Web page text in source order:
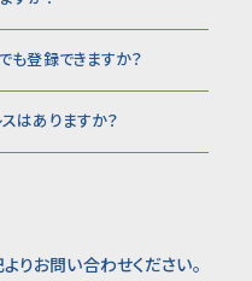
も登録できますか？
はありますか？
りお問い合わせください。